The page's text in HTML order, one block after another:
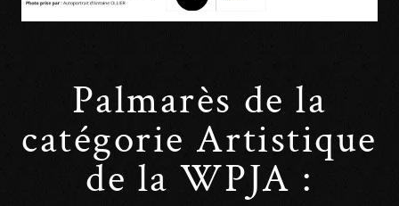
Palmarès de la
catégorie Artistique
de la WPJA :